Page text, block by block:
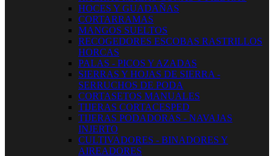
HOCES Y GUADAÑAS
CORTARRAMAS
MANGOS SUELTOS
RECOGEDORES ESCOBAS RASTRILLOS
HORCAS
PALAS - PICOS Y AZADAS
SIERRAS Y HOJAS DE SIERRA -
SERRUCHOS DE PODA
CORTASETOS MANUALES
TIJERAS CORTACESPED
TIJERAS PODADORAS - NAVAJAS
INJERTO
CULTIVADORES - BINADORES Y
AIREADORES